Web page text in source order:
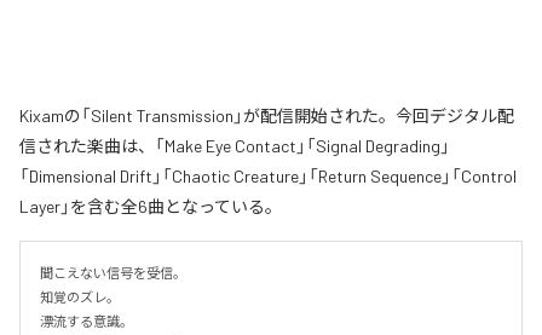
Kixamの「Silent Transmission」が配信開始された。今回デジタル配
信された楽曲は、「Make Eye Contact」「Signal Degrading」
「Dimensional Drift」「Chaotic Creature」「Return Sequence」「Control
Layer」を含む全6曲となっている。
聞こえない信号を受信。
知覚のズレ。
漂流する意識。